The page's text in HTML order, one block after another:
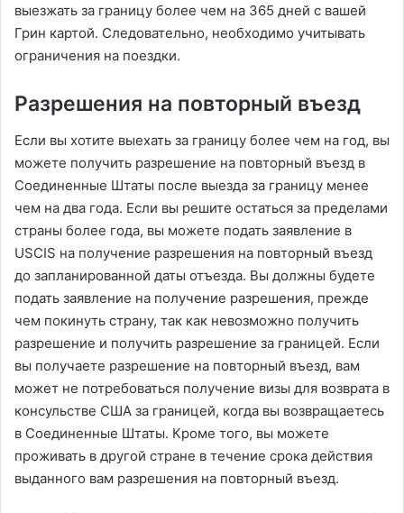
выезжать за границу более чем на 365 дней с вашей
Грин картой. Следовательно, необходимо учитывать
ограничения на поездки.
Разрешения на повторный въезд
Если вы хотите выехать за границу более чем на год, вы
можете получить разрешение на повторный въезд в
Соединенные Штаты после выезда за границу менее
чем на два года. Если вы решите остаться за пределами
страны более года, вы можете подать заявление в
USCIS на получение разрешения на повторный въезд
до запланированной даты отъезда. Вы должны будете
подать заявление на получение разрешения, прежде
чем покинуть страну, так как невозможно получить
разрешение и получить разрешение за границей. Если
вы получаете разрешение на повторный въезд, вам
может не потребоваться получение визы для возврата в
консульстве США за границей, когда вы возвращаетесь
в Соединенные Штаты. Кроме того, вы можете
проживать в другой стране в течение срока действия
выданного вам разрешения на повторный въезд.